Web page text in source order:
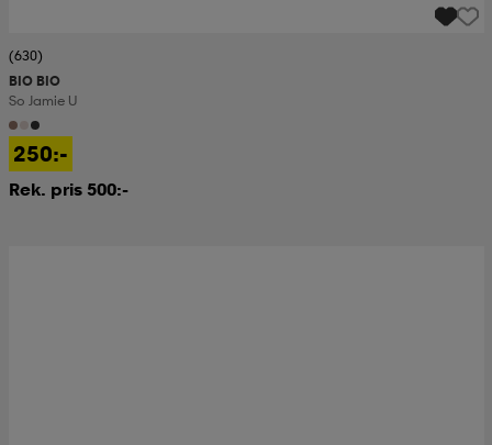
(630)
BIO BIO
So Jamie U
250:-
Rek. pris 500:-